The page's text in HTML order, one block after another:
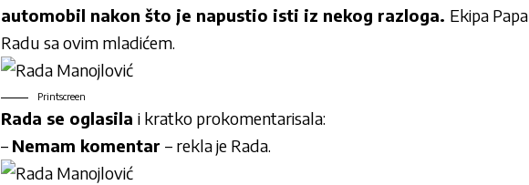
automobil nakon što je napustio isti iz nekog razloga. Ekipa
Radu sa ovim mladićem.
Printscreen
Rada se oglasila i kratko prokomentarisala:
– Nemam komentar – rekla je Rada.